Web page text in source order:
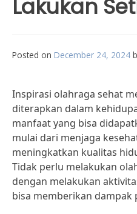
Lakukan
Posted on December 24, 2024
Inspirasi olahraga sehat
diterapkan dalam
manfaat yang bisa
mulai dari menjaga
meningkatkan kualitas
Tidak perlu melakukan
dengan melakukan
bisa memberikan dampak